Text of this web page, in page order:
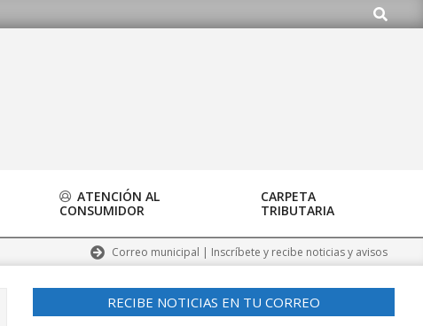
Buscar
ATENCIÓN AL
CONSUMIDOR
CARPETA
TRIBUTARIA
Correo municipal | Inscríbete y recibe noticias y avisos
RECIBE NOTICIAS EN TU CORREO